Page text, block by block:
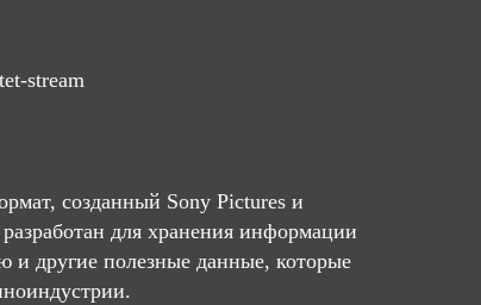
stream
созданный Sony Pictures и
для хранения информации
и другие полезные данные, которые